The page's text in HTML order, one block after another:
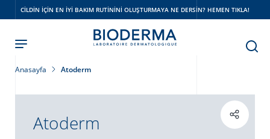
CILDIN IÇIN EN IYI BAKIM RUTININI OLUŞTURMAYA NE DERSIN? HEMEN TIKLA!
Anasayfa Atoderm
Atoderm